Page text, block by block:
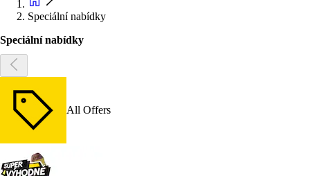
Speciální nabídky
Speciální nabídky
All Offers